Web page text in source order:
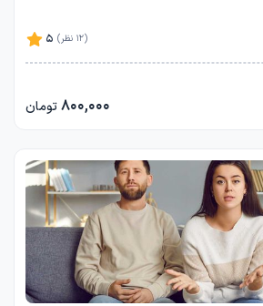
5
(12 نظر)
800,000تومان